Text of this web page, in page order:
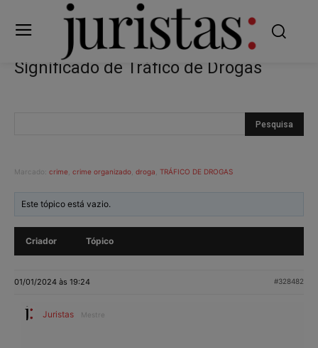
Significado de Tráfico de Drogas
Marcado: crime crime organizado droga TRÁFICO DE DROGAS
Este tópico está vazio.
Criador Tópico
01/01/2024 às 19:24 #328482
Juristas Mestre